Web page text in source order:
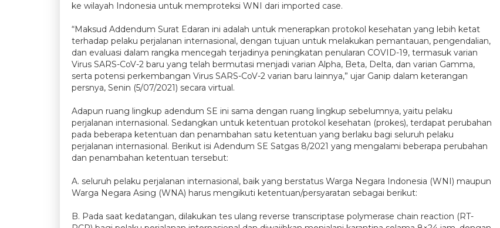
ke wilayah Indonesia untuk memproteksi WNI dari imported case.
“Maksud Addendum Surat Edaran ini adalah untuk menerapkan protokol kesehatan yang lebih ketat
terhadap pelaku perjalanan internasional, dengan tujuan untuk melakukan pemantauan, pengendalian,
dan evaluasi dalam rangka mencegah terjadinya peningkatan penularan COVID-19, termasuk varian
Virus SARS-CoV-2 baru yang telah bermutasi menjadi varian Alpha, Beta, Delta, dan varian Gamma,
serta potensi perkembangan Virus SARS-CoV-2 varian baru lainnya,” ujar Ganip dalam keterangan
persnya, Senin (5/07/2021) secara virtual.
Adapun ruang lingkup adendum SE ini sama dengan ruang lingkup sebelumnya, yaitu pelaku
perjalanan internasional. Sedangkan untuk ketentuan protokol kesehatan (prokes), terdapat perubahan
pada beberapa ketentuan dan penambahan satu ketentuan yang berlaku bagi seluruh pelaku
perjalanan internasional. Berikut isi Adendum SE Satgas 8/2021 yang mengalami beberapa perubahan
dan penambahan ketentuan tersebut:
A. seluruh pelaku perjalanan internasional, baik yang berstatus Warga Negara Indonesia (WNI) maupun
Warga Negara Asing (WNA) harus mengikuti ketentuan/persyaratan sebagai berikut:
B. Pada saat kedatangan, dilakukan tes ulang reverse transcriptase polymerase chain reaction (RT-